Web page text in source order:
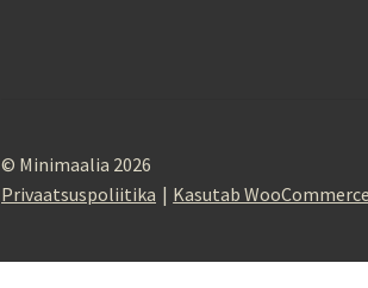
© Minimaalia 2026
Privaatsuspoliitika
Kasutab